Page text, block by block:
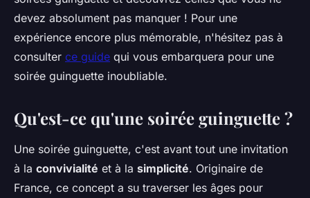
devez absolument pas manquer ! Pour une
expérience encore plus mémorable, n'hésitez pas à
consulter ce guide qui vous embarquera pour une
soirée guinguette inoubliable.
Qu'est-ce qu'une soirée guinguette ?
Une soirée guinguette, c'est avant tout une invitation
à la convivialité et à la simplicité. Originaire de
France, ce concept a su traverser les âges pour